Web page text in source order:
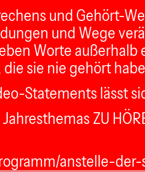
und Gehört-
und Wege
Worte
sie nie gehört
Statements lässt
ZU
anstelle-